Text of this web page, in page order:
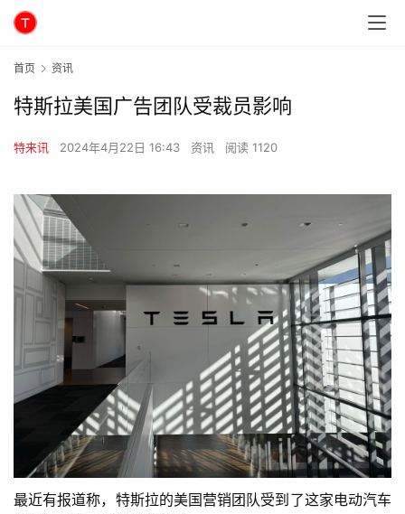
首页 资讯
特斯拉美国广告团队受裁员影响
特来讯 2024年4月22日 16:43 资讯 阅读 1120
最近有报道称，特斯拉的美国营销团队受到了这家电动汽车